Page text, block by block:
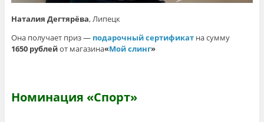
Наталия Дегтярёва, Липецк
Она получает приз — подарочный сертификатна сумму
1650 рублейот магазина«Мой слинг»
Номинация «Спорт»